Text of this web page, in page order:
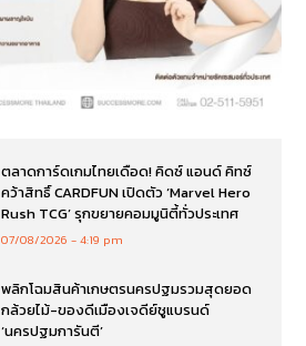
ตลาดการ์ดเกมไทยเดือด! คิดซ์ แอนด์ คิทซ์
คว้าสิทธิ์ CARDFUN เปิดตัว ‘Marvel Hero
Rush TCG’ รุกขยายคอมมูนิตี้ทั่วประเทศ
07/08/2026 4:19 pm
พลิกโฉมสินค้าเกษตรนครปฐมรวมสุดยอด
กล้วยไม้-ของดีเมืองเจดีย์ชูแบรนด์
‘นครปฐมการันตี’